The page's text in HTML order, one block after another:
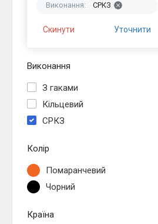
Виконання: СРКЗ
Скинути Уточнити
Виконання
З гаками
Кільцевий
СРКЗ
Колір
Помаранчевий
Чорний
Країна